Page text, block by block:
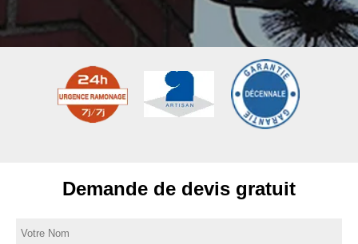
Demande de devis gratuit